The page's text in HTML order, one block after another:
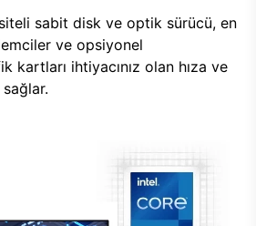
sabit disk ve optik sürücü, en
ve opsiyonel
kartları ihtiyacınız olan hıza ve